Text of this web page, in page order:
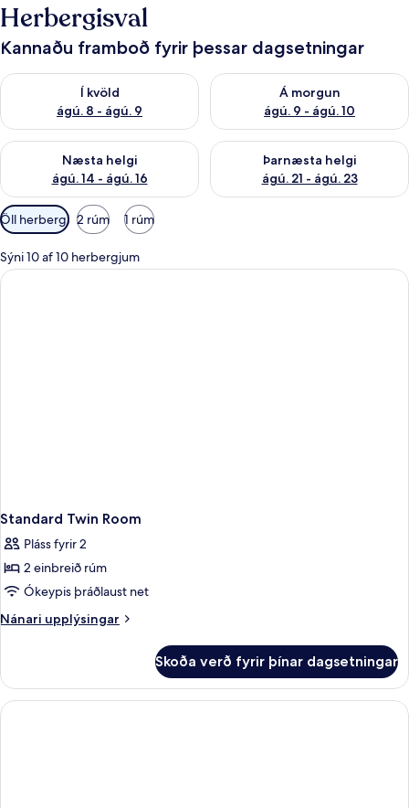
Herbergisval
Kannaðu framboð fyrir þessar dagsetningar
Í kvöld
ágú. 8 - ágú. 9
Athuga framboð í kvöld ágú. 8 - ágú. 9
Á morgun
ágú. 9 - ágú. 10
Athuga framboð á morgun
Næsta helgi
ágú. 14 - ágú. 16
Athuga framboð næstu helgi ágú. 14 - ágú. 16
Þarnæsta helgi
ágú. 21 - ágú. 23
Athuga framboð þarnæstu
Síur
í
boði
fyrir
Öll herbergi 2 rúm 1 rúm
Sýni 10 af 10 herbergjum
Standard Twin Room
Pláss fyrir 2
2 einbreið rúm
Ókeypis þráðlaust net
Nánari upplýsingar
Nánari
Twin
Room
Skoða verð fyrir þínar dagsetningar